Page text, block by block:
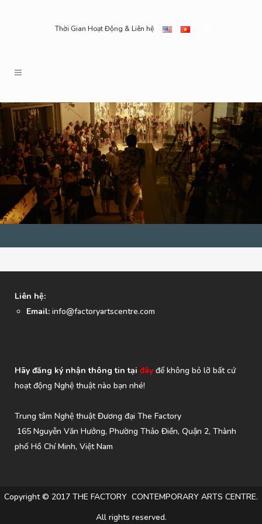
Thời Gian Hoạt Động & Liên hệ
Liên hệ:
Email: info@factoryartscentre.com
Hãy đăng ký nhận thông tin tại đây để không bỏ lỡ bất cứ
hoạt động Nghệ thuật nào bạn nhé!
Trung tâm Nghệ thuật Đương đại The Factory
165 Nguyễn Văn Hưởng, Phường Thảo Điền, Quận 2, Thành
phố Hồ Chí Minh, Việt Nam
Copyright © 2017 THE FACTORY CONTEMPORARY ARTS CENTRE.
All rights reserved.